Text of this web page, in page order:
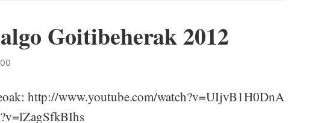
Goitibeherak 2012
http://www.youtube.com/watch?v=UIjvB1H0DnA